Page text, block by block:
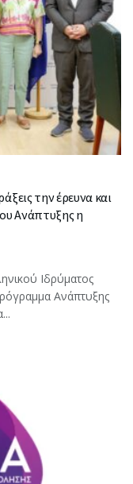
την έρευνα και
Ανάπτυξης η
Ιδρύματος
Ανάπτυξης